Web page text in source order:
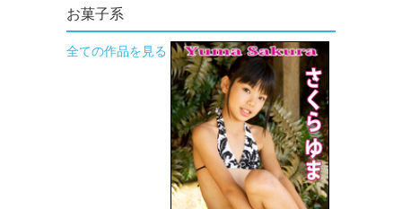
お菓子系
全ての作品を見る